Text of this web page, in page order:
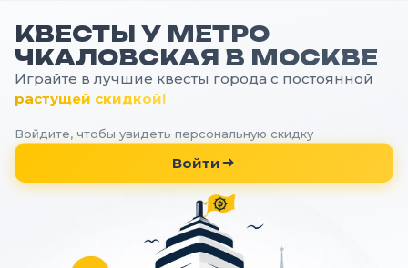
КВЕСТЫ У МЕТРО
ЧКАЛОВСКАЯ В МОСКВЕ
Играйте в лучшие квесты города с постоянной
растущей скидкой!
Войдите, чтобы увидеть персональную скидку
Войти